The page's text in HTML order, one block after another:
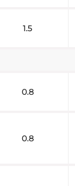
1.5
0.8
0.8